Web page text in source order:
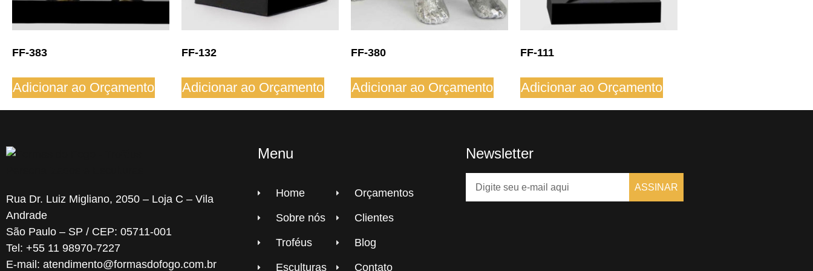
FF-383
Adicionar ao Orçamento
FF-132
Adicionar ao Orçamento
FF-380
Adicionar ao Orçamento
FF-111
Adicionar ao Orçamento
Rua Dr. Luiz Migliano, 2050 – Loja C – Vila
Andrade
São Paulo – SP / CEP: 05711-001
Tel: +55 11 98970-7227
E-mail: atendimento@formasdofogo.com.br
Menu
Home
Sobre nós
Troféus
Esculturas
Orçamentos
Clientes
Blog
Contato
Newsletter
ASSINAR